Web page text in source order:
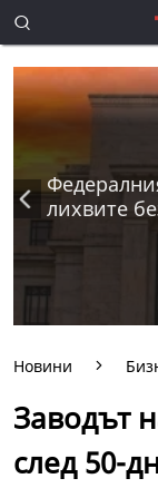
лихвите
Новини
Заводът
след 50-